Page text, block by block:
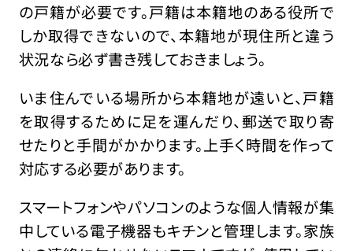
の戸籍が必要です。戸籍は本籍地のある役所で
しか取得できないので、本籍地が現住所と違う
状況なら必ず書き残しておきましょう。
いま住んでいる場所から本籍地が遠いと、戸籍
を取得するために足を運んだり、郵送で取り寄
せたりと手間がかかります。上手く時間を作って
対応する必要があります。
スマートフォンやパソコンのような個人情報が集
中している電子機器もキチンと管理します。家族